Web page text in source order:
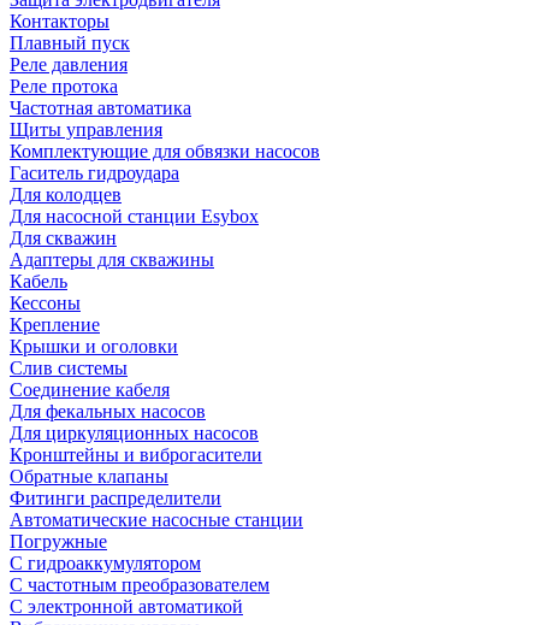
Контакторы
Плавный пуск
Реле давления
Реле протока
Частотная автоматика
Щиты управления
Комплектующие для обвязки насосов
Гаситель гидроудара
Для колодцев
Для насосной станции Esybox
Для скважин
Адаптеры для скважины
Кабель
Кессоны
Крепление
Крышки и оголовки
Слив системы
Соединение кабеля
Для фекальных насосов
Для циркуляционных насосов
Кронштейны и виброгасители
Обратные клапаны
Фитинги распределители
Автоматические насосные станции
Погружные
С гидроаккумулятором
С частотным преобразователем
С электронной автоматикой